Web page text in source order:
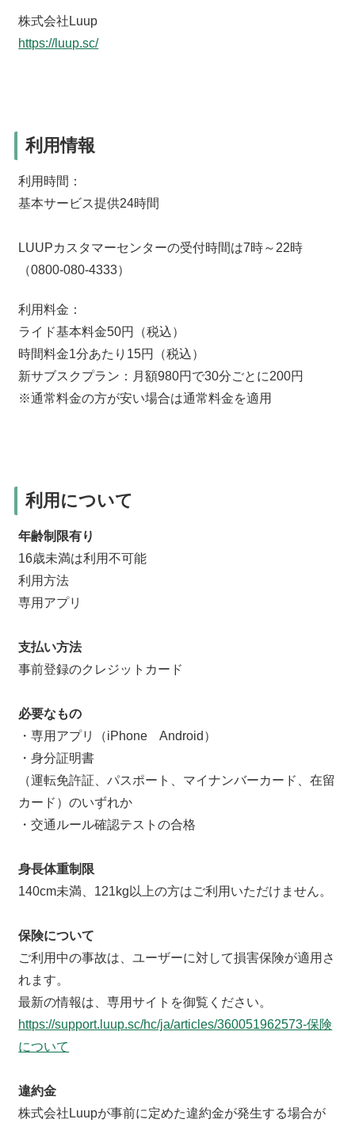
株式会社Luup
https://luup.sc/
利用情報
利用時間：
基本サービス提供24時間
LUUPカスタマーセンターの受付時間は7時～22時
（0800-080-4333）
利用料金：
ライド基本料金50円（税込）
時間料金1分あたり15円（税込）
新サブスクプラン：月額980円で30分ごとに200円
※通常料金の方が安い場合は通常料金を適用
利用について
年齢制限有り
16歳未満は利用不可能
利用方法
専用アプリ
支払い方法
事前登録のクレジットカード
必要なもの
・専用アプリ（iPhone Android）
・身分証明書
（運転免許証、パスポート、マイナンバーカード、在留
カード）のいずれか
・交通ルール確認テストの合格
身長体重制限
140cm未満、121kg以上の方はご利用いただけません。
保険について
ご利用中の事故は、ユーザーに対して損害保険が適用さ
れます。
最新の情報は、専用サイトを御覧ください。
https://support.luup.sc/hc/ja/articles/360051962573-保険
について
違約金
株式会社Luupが事前に定めた違約金が発生する場合が